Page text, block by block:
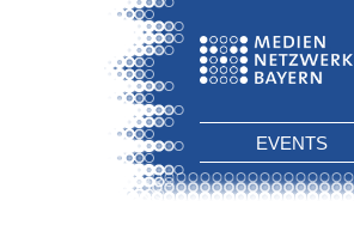
EVENTS